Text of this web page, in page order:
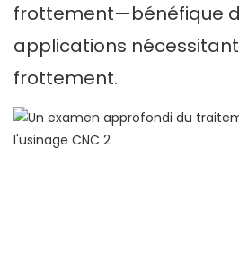
frottement—bénéfique
applications
frottement.